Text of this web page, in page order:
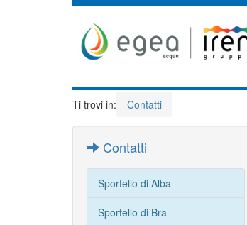
Ti trovi in: Contatti
Contatti
Sportello di Alba
Sportello di Bra